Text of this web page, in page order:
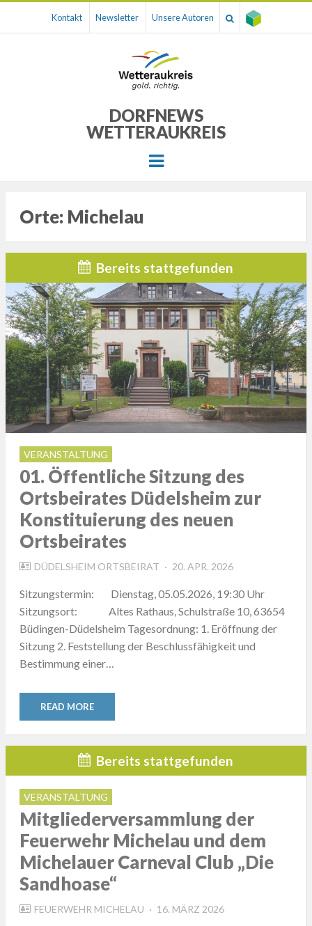
Kontakt Newsletter Unsere Autoren
DORFNEWS
WETTERAUKREIS
Menu
Orte: Michelau
Bereits stattgefunden
VERANSTALTUNG
01. Öffentliche Sitzung des
Ortsbeirates Düdelsheim zur
Konstituierung des neuen
Ortsbeirates
DÜDELSHEIM ORTSBEIRAT
POSTED
20. APR. 2026
Sitzungstermin: Dienstag, 05.05.2026, 19:30 Uhr
Sitzungsort: Altes Rathaus, Schulstraße 10, 63654
Büdingen-Düdelsheim Tagesordnung: 1. Eröffnung der
Sitzung 2. Feststellung der Beschlussfähigkeit und
Bestimmung einer…
READ MORE
Bereits stattgefunden
VERANSTALTUNG
Mitgliederversammlung der
Feuerwehr Michelau und dem
Michelauer Carneval Club „Die
Sandhoase“
FEUERWEHR MICHELAU
POSTED
16. MÄRZ 2026